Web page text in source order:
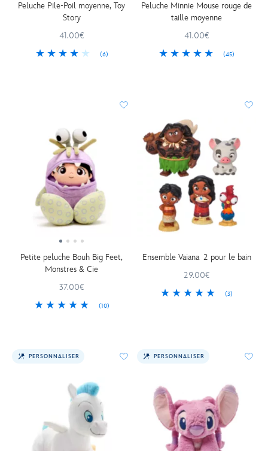
Peluche Pile-Poil moyenne, Toy
Story
41.00€
(6)
Peluche Minnie Mouse rouge de
taille moyenne
41.00€
(45)
Petite peluche Bouh Big Feet,
Monstres & Cie
37.00€
(10)
Ensemble Vaiana 2 pour le bain
29.00€
(3)
PERSONNALISER PERSONNALISER